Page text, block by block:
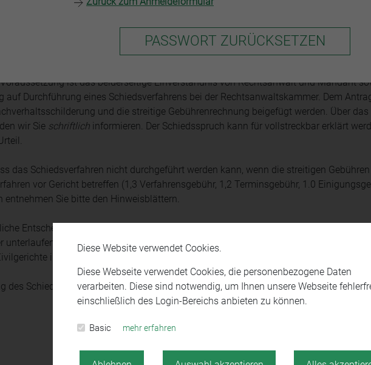
Diese Website verwendet Cookies.
Diese Webseite verwendet Cookies, die personenbezogene Daten
verarbeiten. Diese sind notwendig, um Ihnen unsere Webseite
einschließlich des Login-Bereichs anbieten zu können.
Basic mehr erfahren
bei Streit um die Vergütung des Anwalts
ist das beiderseitige Einverständnis von Rechtsanwalt und Mandant
auf Durchführung eines Schiedsverfahrens bei der Rechtsanwaltskammer. Dem
und die streitige Gebührenrechnung beigefügt werden. Über das
wir Sie schriftlich informieren. Der Schiedsspruch kann für vollstreckbar erklärt
das Schiedsverfahren nicht durchgeführt werden kann, wenn die streitigen
vor Gericht betreffen (1,3 Verfahrensgebühr, 1,2 Terminsgebühr, 1.0
entnehmen Sie bitte den Hinweisblättern.
Entscheidung, ob dem Rechtsanwalt bei der Bearbeitung des Mandats oder bei der
unterlaufen ist, darf die Rechtsanwaltskammer nicht treffen. Hierüber können
im Rahmen eines gerichtlichen Verfahrens entscheiden.
des Schiedsgerichts der Rechtsanwaltskammer Stuttgart erhalten Siehier.